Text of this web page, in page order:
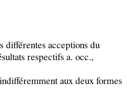
différentes acceptions du
respectifs a. occ.,
aux deux formes